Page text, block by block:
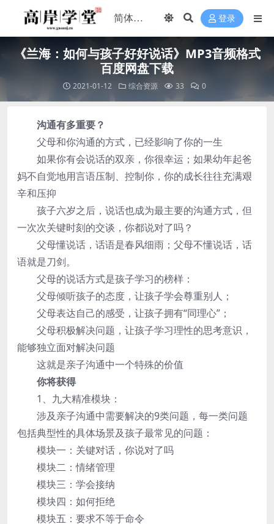
登录
《兰海：如何与孩子好好说话》MP3音频格式
百度网盘下载
2021-01-12 综合资源 33 0
沟通有多重要？
父母和你沟通的方式，已经影响了你的一生
如果你有会说话的双亲，你很幸运；如果幼年起爸
妈不自觉地用言语压制、控制你，你的成长往往充满艰
辛和压抑
孩子六岁之后，说话也成为最主要的沟通方式，但
一次次关键时刻的交谈，你都说对了吗？
父母懂说话，话语是春风细雨；父母不懂说话，话
语就是刀剑。
父母的说话方式是孩子学习的榜样：
父母倾听孩子的态度，让孩子学会尊重别人；
父母表达自己的感受，让孩子拥有“同理心”；
父母积极解决问题，让孩子学习理性的思考意识，
能够独立面对解决问题
这就是亲子沟通中一个特殊的价值
你将获得
1、九大精准模块：
涉及亲子沟通中需要解决的9类问题，每一类问题
包括典型性的具体场景及孩子最常见的问题：
模块一：关键对话，你说对了吗
模块二：情绪管理
模块三：学会接纳
模块四：如何拒绝
模块五：要求不等于命令